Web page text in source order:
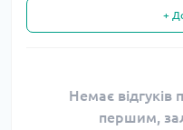
+
Немає відгуків
першим,